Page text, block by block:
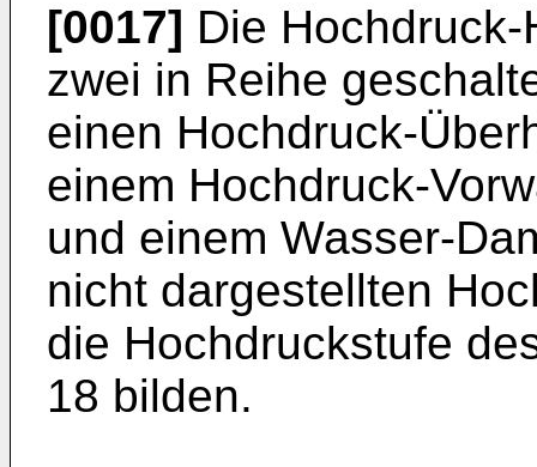
[0017] Die
zwei in Reihe
einen Hochdruck-
einem Hochdruck-
und einem Wasser-
nicht dargestellten
die Hochdruckstufe
18 bilden.